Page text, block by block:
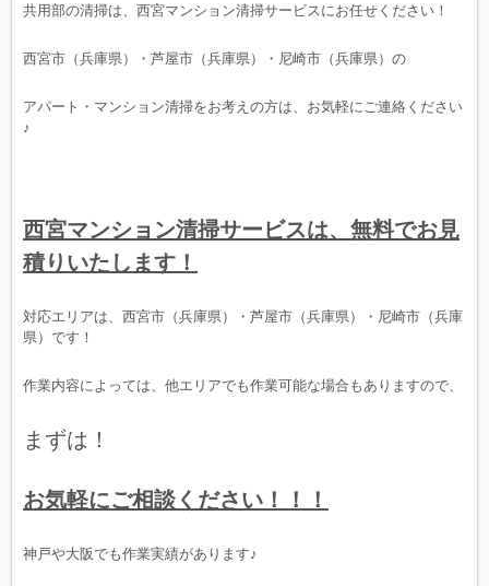
共用部の清掃は、西宮マンション清掃サービスにお任せください！
西宮市（兵庫県）・芦屋市（兵庫県）・尼崎市（兵庫県）の
アパート・マンション清掃をお考えの方は、お気軽にご連絡ください
♪
西宮マンション清掃サービスは、無料でお見
積りいたします！
対応エリアは、西宮市（兵庫県）・芦屋市（兵庫県）・尼崎市（兵庫
県）です！
作業内容によっては、他エリアでも作業可能な場合もありますので、
まずは！
お気軽にご相談ください！！！
神戸や大阪でも作業実績があります♪